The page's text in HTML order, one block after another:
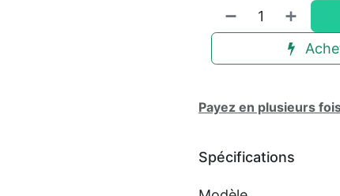
Payez en plusieurs
Spécifications